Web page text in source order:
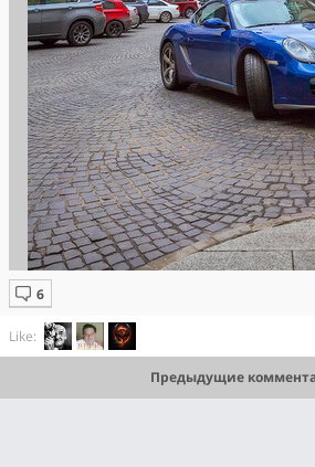
Like:
Предыдущие